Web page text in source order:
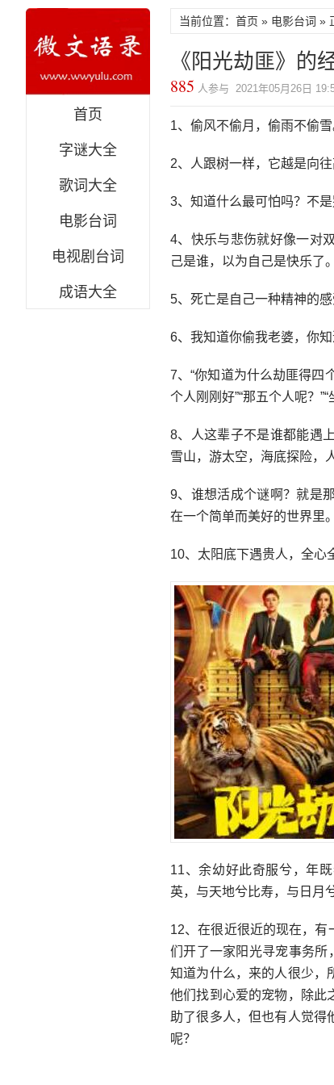
首页
字谜大全
歌词大全
电影台词
电视剧台词
成语大全
当前位置：首页 » 电影台词 »
《阳光劫匪》的
885 人参与 2021年05月26日
1、偷风不偷月，偷雨不偷雪
2、人跟树一样，它越是向
3、知道什么最可怕吗？不
4、快乐与悲伤就好像一对
己是谁，以为自己是快乐了。
5、死亡是自己一种精神的
6、我知道你偷我老婆，你
7、“你知道为什么劫匪得四
个人刚刚好”“那五个人呢？”“
8、人这辈子不是谁都能遇
雪山，游太空，海底探险，
9、谁想活成个谜啊？就是
在一个简单而美好的世界里。
10、太阳底下遇贵人，全心
11、余幼好此奇服兮，年
英，与天地兮比寿，与日月
12、在很近很近的现在，
们开了一家阳光寻宠事务所
知道为什么，来的人很少，
他们找到心爱的宠物，除此
助了很多人，但也有人觉得
呢？